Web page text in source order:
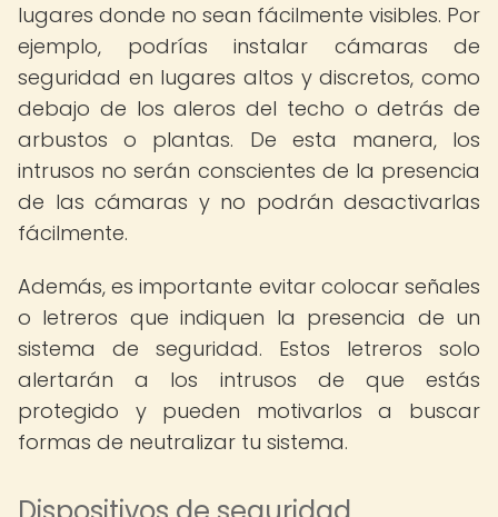
lugares donde no sean fácilmente visibles. Por
ejemplo, podrías instalar cámaras de
seguridad en lugares altos y discretos, como
debajo de los aleros del techo o detrás de
arbustos o plantas. De esta manera, los
intrusos no serán conscientes de la presencia
de las cámaras y no podrán desactivarlas
fácilmente.
Además, es importante evitar colocar señales
o letreros que indiquen la presencia de un
sistema de seguridad. Estos letreros solo
alertarán a los intrusos de que estás
protegido y pueden motivarlos a buscar
formas de neutralizar tu sistema.